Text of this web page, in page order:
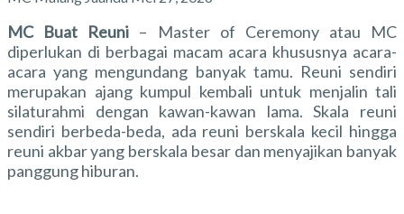
MC Buat Reuni –
Master of Ceremony atau MC
diperlukan di berbagai macam acara khususnya acara-
acara yang mengundang banyak tamu. Reuni sendiri
merupakan ajang kumpul kembali untuk menjalin tali
silaturahmi dengan kawan-kawan lama. Skala reuni
sendiri berbeda-beda, ada reuni berskala kecil hingga
reuni akbar yang berskala besar dan menyajikan banyak
panggung hiburan.